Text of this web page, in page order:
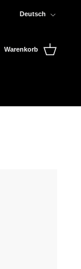
Deutsch
Warenkorb